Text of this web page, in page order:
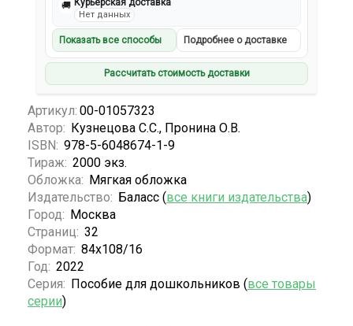
🚚 Курьерская доставка
Нет данных
Показать все способы Подробнее о доставке
Рассчитать стоимость доставки
Артикул: 00-01057323
Автор: Кузнецова С.С., Пронина О.В.
ISBN: 978-5-6048674-1-9
Тираж: 2000 экз.
Обложка: Мягкая обложка
Издательство: Баласс (все книги издательства)
Город: Москва
Страниц: 32
Формат: 84x108/16
Год: 2022
Серия: Пособие для дошкольников (все товары
серии)